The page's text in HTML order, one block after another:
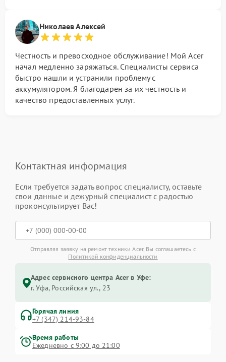
Николаев Алексей
Честность и превосходное обслуживание! Мой Acer
начал медленно заряжаться. Специалисты сервиса
быстро нашли и устранили проблему с
аккумулятором. Я благодарен за их честность и
качество предоставленных услуг.
Контактная информация
Если требуется задать вопрос специалисту, оставьте
свои данные и дежурный специалист с радостью
проконсультирует Вас!
Отправляя заявку на ремонт техники Acer, Вы соглашаетесь с
Политикой конфиденциальности
Адрес сервисного центра Acer в Уфе:
г. Уфа, Российская ул., 23
Горячая линия
+7 (347) 214-93-84
Время работы
Ежедневно с 9:00 до 21:00